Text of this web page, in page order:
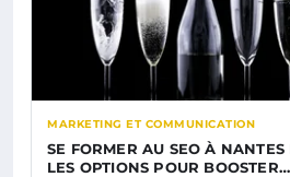
MARKETING ET COMMUNICATION
SE FORMER AU SEO À
LES OPTIONS POUR BOOSTER…